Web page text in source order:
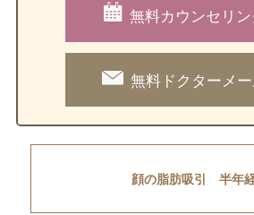
無料カウンセリ
無料ドクターメ
顔の脂肪吸引 半年